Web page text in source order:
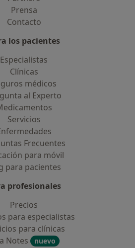
Prensa
Contacto
los pacientes
Especialistas
Clínicas
médicos
al Experto
Servicios
Frecuentes
para móvil
para pacientes
profesionales
Precios
para especialistas
para clínicas
Notes
nuevo